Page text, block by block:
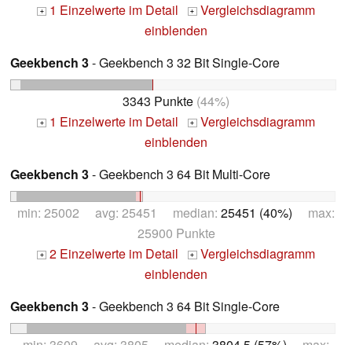
+ 1 Einzelwerte im Detail + Vergleichsdiagramm
einblenden
Geekbench 3- Geekbench 3 32 Bit Single-Core
3343 Punkte (44%)
+ 1 Einzelwerte im Detail + Vergleichsdiagramm
einblenden
Geekbench 3- Geekbench 3 64 Bit Multi-Core
min: 25002 avg: 25451 median: 25451 (40%) max:
25900 Punkte
+ 2 Einzelwerte im Detail + Vergleichsdiagramm
einblenden
Geekbench 3- Geekbench 3 64 Bit Single-Core